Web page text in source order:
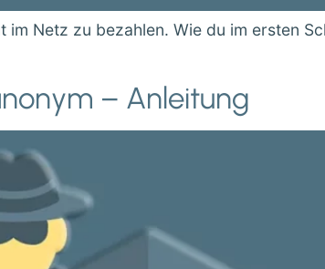
Netz zu bezahlen. Wie du im ersten
– Anleitung